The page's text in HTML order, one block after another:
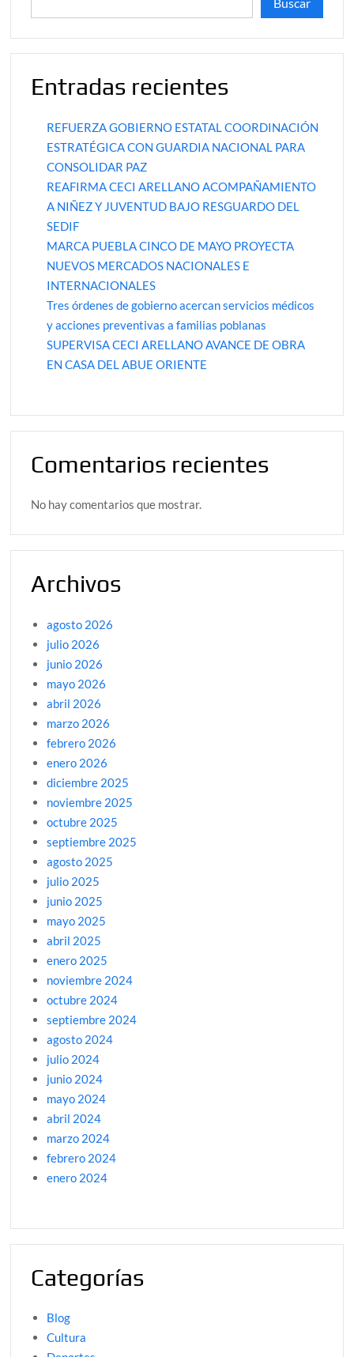
Entradas recientes
REFUERZA GOBIERNO ESTATAL COORDINACIÓN
ESTRATÉGICA CON GUARDIA NACIONAL PARA
CONSOLIDAR PAZ
REAFIRMA CECI ARELLANO ACOMPAÑAMIENTO
A NIÑEZ Y JUVENTUD BAJO RESGUARDO DEL
SEDIF
MARCA PUEBLA CINCO DE MAYO PROYECTA
NUEVOS MERCADOS NACIONALES E
INTERNACIONALES
Tres órdenes de gobierno acercan servicios médicos
y acciones preventivas a familias poblanas
SUPERVISA CECI ARELLANO AVANCE DE OBRA
EN CASA DEL ABUE ORIENTE
Comentarios recientes
No hay comentarios que mostrar.
Archivos
agosto 2026
julio 2026
junio 2026
mayo 2026
abril 2026
marzo 2026
febrero 2026
enero 2026
diciembre 2025
noviembre 2025
octubre 2025
septiembre 2025
agosto 2025
julio 2025
junio 2025
mayo 2025
abril 2025
enero 2025
noviembre 2024
octubre 2024
septiembre 2024
agosto 2024
julio 2024
junio 2024
mayo 2024
abril 2024
marzo 2024
febrero 2024
enero 2024
Categorías
Blog
Cultura